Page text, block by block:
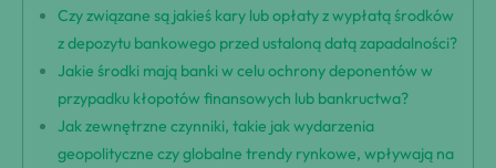
Czy związane są jakieś kary lub opłaty z wypłatą środków
z depozytu bankowego przed ustaloną datą zapadalności?
Jakie środki mają banki w celu ochrony deponentów w
przypadku kłopotów finansowych lub bankructwa?
Jak zewnętrzne czynniki, takie jak wydarzenia
geopolityczne czy globalne trendy rynkowe, wpływają na